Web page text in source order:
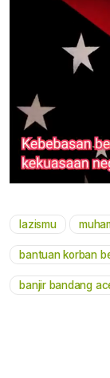
lazismu
bantuan korban
banjir bandang